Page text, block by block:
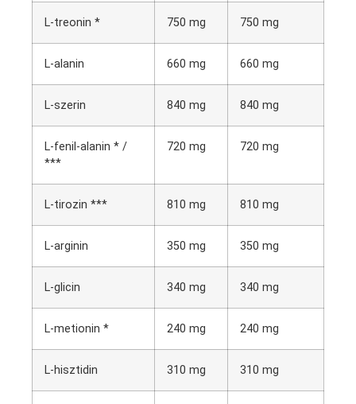
L-treonin * 750 mg 750 mg
L-alanin 660 mg 660 mg
L-szerin 840 mg 840 mg
L-fenil-alanin * /
***
720 mg 720 mg
L-tirozin *** 810 mg 810 mg
L-arginin 350 mg 350 mg
L-glicin 340 mg 340 mg
L-metionin * 240 mg 240 mg
L-hisztidin 310 mg 310 mg